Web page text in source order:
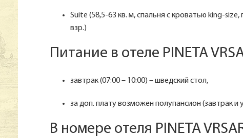
Suite (58,5-63 кв. м, спальня с кроватью king-
взр.)
Питание в отеле PINETA
завтрак (07:00 – 10:00) – шведский стол,
за доп. плату возможен полупансион (завтрак и
В номере отеля PINETA